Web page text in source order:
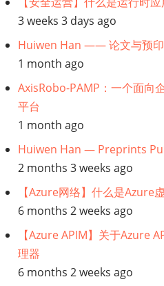
全
运
营】
大
规
模
的
威
胁
3 weeks 3 days ago
Huiwen Han —— 论文与预印
1 month ago
AxisRobo-PAMP：一个面向
平台
1 month ago
Huiwen Han — Preprints
2 months 3 weeks ago
【Azure网络】什么是Azure
6 months 2 weeks ago
【Azure APIM】关于Azure
理器
6 months 2 weeks ago